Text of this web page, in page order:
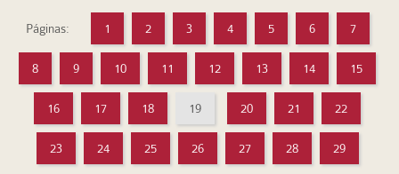
Páginas: 1 2 3 4 5 6 7
8 9 10 11 12 13 14 15
16 17 18 19 20 21 22
23 24 25 26 27 28 29